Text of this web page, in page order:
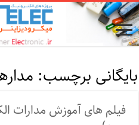
بایگانی برچسب:
فیلم های آموزش مدارات